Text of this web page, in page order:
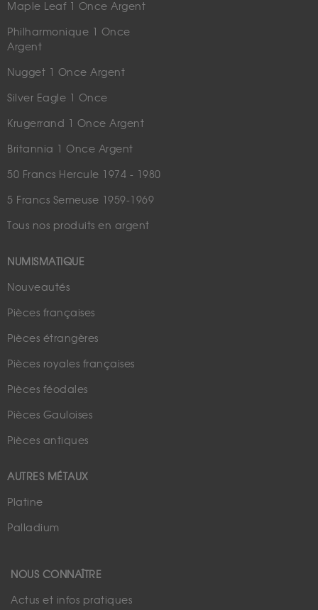
Maple Leaf 1 Once Argent
Philharmonique 1 Once
Argent
Nugget 1 Once Argent
Silver Eagle 1 Once
Krugerrand 1 Once Argent
Britannia 1 Once Argent
50 Francs Hercule 1974 - 1980
5 Francs Semeuse 1959-1969
Tous nos produits en argent
NUMISMATIQUE
Nouveautés
Pièces françaises
Pièces étrangères
Pièces royales françaises
Pièces féodales
Pièces Gauloises
Pièces antiques
AUTRES MÉTAUX
Platine
Palladium
NOUS CONNAÎTRE
Actus et infos pratiques